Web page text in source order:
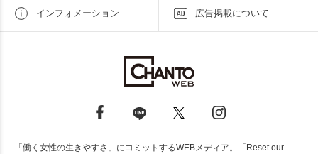
インフォメーション 広告掲載について
「働く女性の生きやすさ」にコミットするWEBメディア。「Reset our